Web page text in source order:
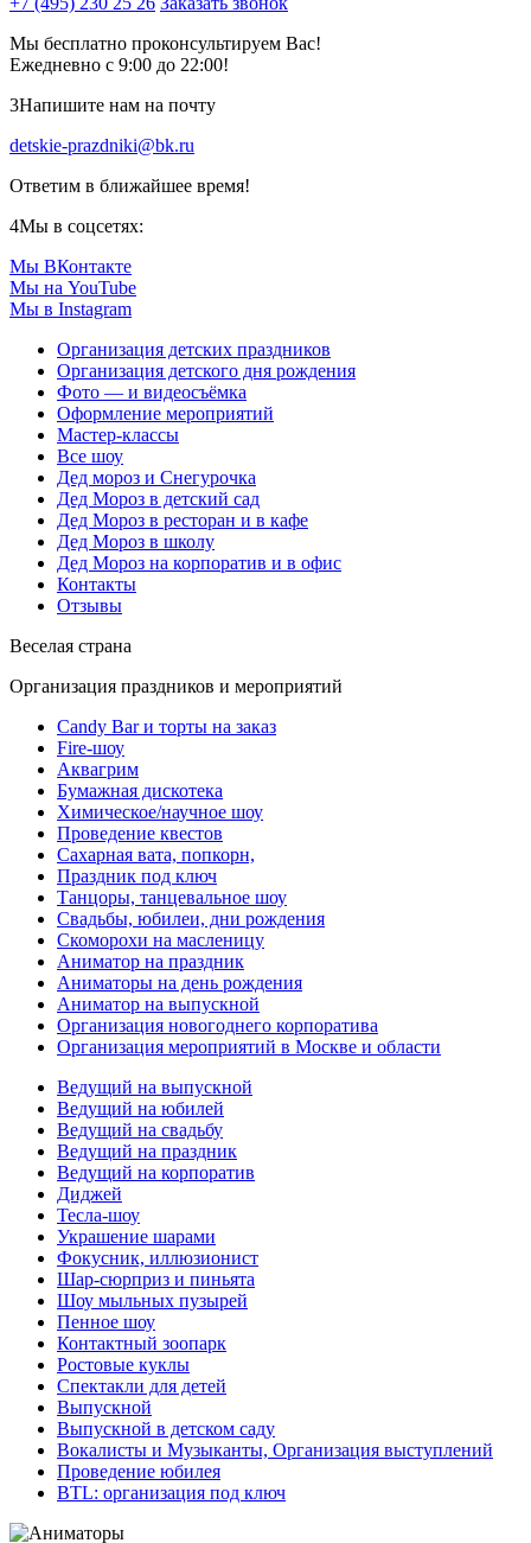
Мы бесплатно проконсультируем Вас!
Ежедневно с 9:00 до 22:00!
3Напишите нам на почту
detskie-prazdniki@bk.ru
Ответим в ближайшее время!
4Мы в соцсетях:
Мы ВКонтакте
Мы на YouTube
Мы в Instagram
Организация детских праздников
Организация детского дня рождения
Фото — и видеосъёмка
Оформление мероприятий
Мастер-классы
Все шоу
Дед мороз и Снегурочка
Дед Мороз в детский сад
Дед Мороз в ресторан и в кафе
Дед Мороз в школу
Дед Мороз на корпоратив и в офис
Контакты
Отзывы
Веселая страна
Организация праздников и мероприятий
Candy Bar и торты на заказ
Fire-шоу
Аквагрим
Бумажная дискотека
Химическое/научное шоу
Проведение квестов
Сахарная вата, попкорн,
Праздник под ключ
Танцоры, танцевальное шоу
Свадьбы, юбилеи, дни рождения
Скоморохи на масленицу
Аниматор на праздник
Аниматоры на день рождения
Аниматор на выпускной
Организация новогоднего корпоратива
Организация мероприятий в Москве и области
Ведущий на выпускной
Ведущий на юбилей
Ведущий на свадьбу
Ведущий на праздник
Ведущий на корпоратив
Диджей
Тесла-шоу
Украшение шарами
Фокусник, иллюзионист
Шар-сюрприз и пиньята
Шоу мыльных пузырей
Пенное шоу
Контактный зоопарк
Ростовые куклы
Спектакли для детей
Выпускной
Выпускной в детском саду
Вокалисты и Музыканты, Организация выступлений
Проведение юбилея
BTL: организация под ключ